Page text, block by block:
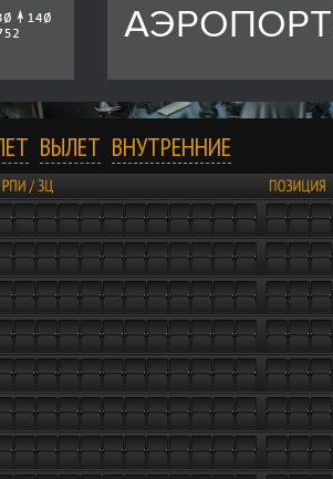
ВЫЛЕТ ВНУТРЕННИЕ